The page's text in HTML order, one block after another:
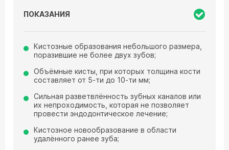
ПОКАЗАНИЯ
Кистозные образования небольшого размера,
поразившие не более двух зубов;
Объёмные кисты, при которых толщина кости
составляет от 5-ти до 10-ти мм;
Сильная разветвлённость зубных каналов или
их непроходимость, которая не позволяет
провести эндодонтическое лечение;
Кистозное новообразование в области
удалённого ранее зуба;